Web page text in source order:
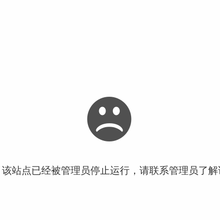
站点已经被管理员停止运行，请联系管理员了